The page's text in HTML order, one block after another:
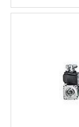
permite a